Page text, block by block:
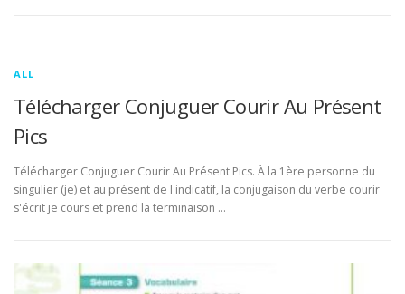
ALL
Télécharger Conjuguer Courir Au Présent
Pics
Télécharger Conjuguer Courir Au Présent Pics. À la 1ère personne du
singulier (je) et au présent de l'indicatif, la conjugaison du verbe courir
s'écrit je cours et prend la terminaison …